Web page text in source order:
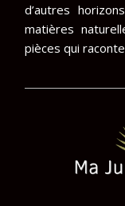
d’autres
matières
pièces qui